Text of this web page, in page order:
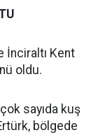
İnciraltı Kent
oldu.
sayıda kuş
bölgede